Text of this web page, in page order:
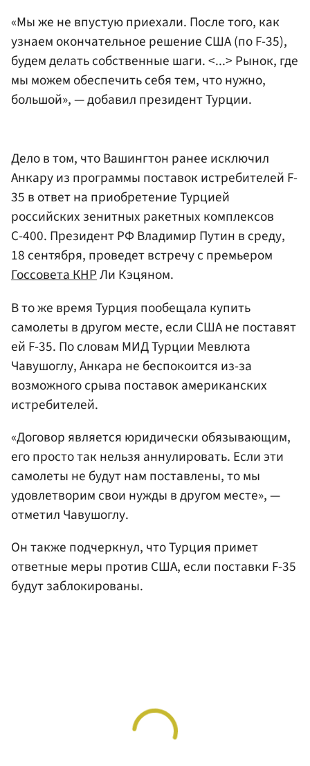
«Мы же не впустую приехали. После того, как
узнаем окончательное решение США (по F-35),
будем делать собственные шаги. <...> Рынок, где
мы можем обеспечить себя тем, что нужно,
большой», — добавил президент Турции.
Дело в том, что Вашингтон ранее исключил
Анкару из программы поставок истребителей F-
35 в ответ на приобретение Турцией
российских зенитных ракетных комплексов
С-400. Президент РФ Владимир Путин в среду,
18 сентября, проведет встречу с премьером
Госсовета КНРЛи Кэцяном.
В то же время Турция пообещала купить
самолеты в другом месте, если США не поставят
ей F-35. По словам МИД Турции Мевлюта
Чавушоглу, Анкара не беспокоится из-за
возможного срыва поставок американских
истребителей.
«Договор является юридически обязывающим,
его просто так нельзя аннулировать. Если эти
самолеты не будут нам поставлены, то мы
удовлетворим свои нужды в другом месте», —
отметил Чавушоглу.
Он также подчеркнул, что Турция примет
ответные меры против США, если поставки F-35
будут заблокированы.